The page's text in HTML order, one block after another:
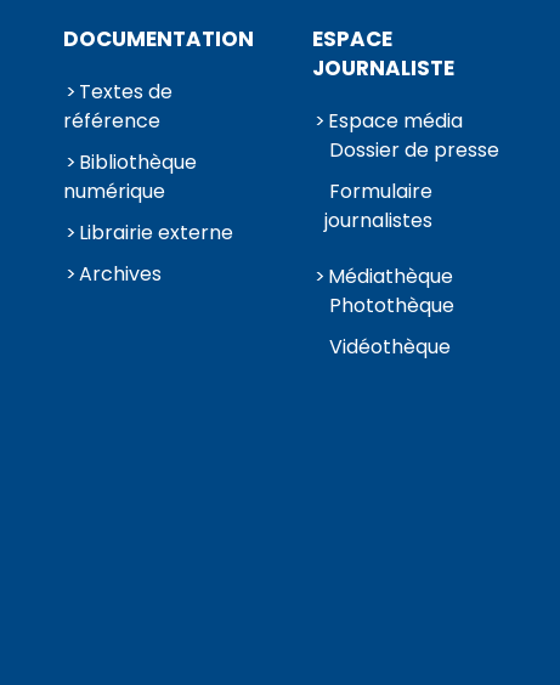
DOCUMENTATION
Textes de
référence
Bibliothèque
numérique
Librairie externe
Archives
ESPACE
JOURNALISTE
Espace média
Dossier de presse
Formulaire
journalistes
Médiathèque
Photothèque
Vidéothèque